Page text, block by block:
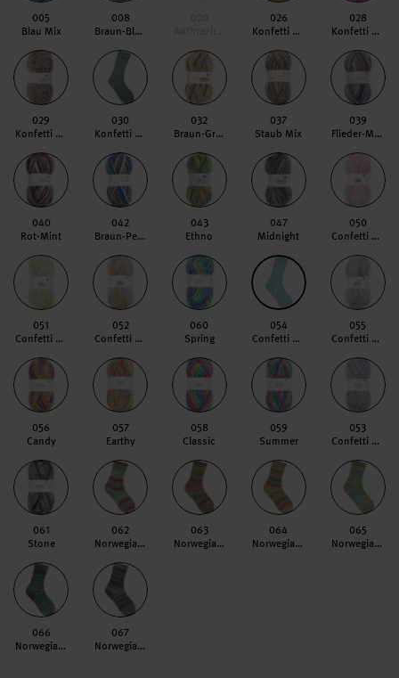
005
Blau Mix
008
Braun-Blau Mix
026
Konfetti Gelb
028
Konfetti Pink
029
Konfetti Grau
030
Konfetti Blau
032
Braun-Grün Mix
037
Staub Mix
039
Flieder-Mint
040
Rot-Mint
042
Braun-Petrol
043
Ethno
047
Midnight
050
Confetti Candy
051
Confetti Fresh
052
Confetti Summer
060
Spring
054
Confetti Ocean
055
Confetti Romantic
056
Candy
057
Earthy
058
Classic
059
Summer
053
Confetti Spring
061
Stone
062
Norwegian Style Raspberry
063
Norwegian Style Forest
064
Norwegian Style Autumn
065
Norwegian Style Skies
066
Norwegian Style Winter
067
Norwegian Style Mountains